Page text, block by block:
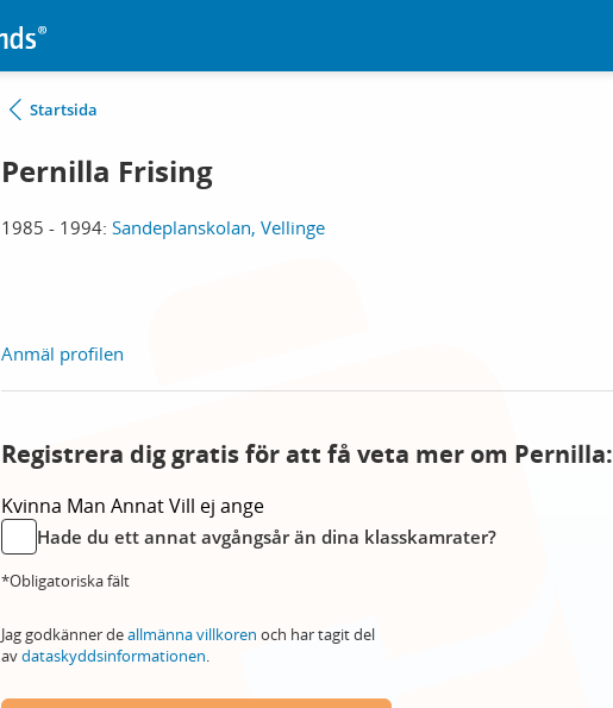
Startsida
Pernilla Frising
1985 - 1994: Sandeplanskolan, Vellinge
Anmäl profilen
Registrera dig gratis för att få veta mer om Pernilla:
Kvinna Man AnnatVill ej ange
Hade du ett annat avgångsår än dina klasskamrater?
*Obligatoriska fält
Jag godkänner deallmänna villkoren och har tagit del
avdataskyddsinformationen.